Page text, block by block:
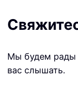
Мы будем рады
вас слышать.